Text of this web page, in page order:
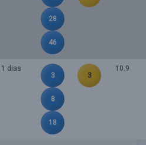
28
46
1 dias
3
8
18
3
10.9